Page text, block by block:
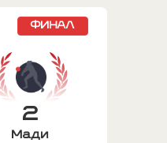
ФИНАЛ
2
Мади